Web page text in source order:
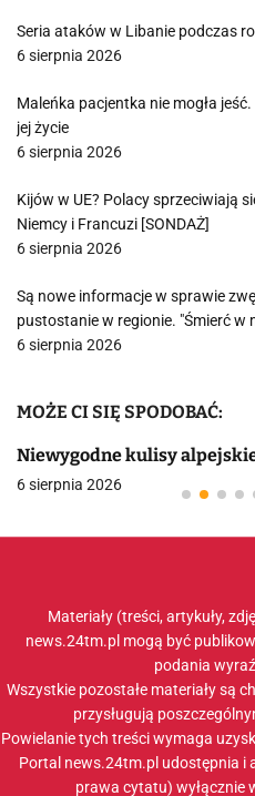
Seria ataków w Libanie podczas
6 sierpnia 2026
Maleńka pacjentka nie mogła
jej życie
6 sierpnia 2026
Kijów w UE? Polacy sprzeciwiają
Niemcy i Francuzi [SONDAŻ]
6 sierpnia 2026
Są nowe informacje w sprawie
pustostanie w regionie. "Śmierć w
6 sierpnia 2026
MOŻE CI SIĘ SPODOBAĆ:
Niewygodne kulisy
6 sierpnia 2026
Materiały (treści, artykuły,
news.24tm.pl mogą być
podania
Wszystkie pozostałe materiały są
przysługują
Powielanie tych treści wymaga
Portal news.24tm.pl udostępnia i
prawa cytatu) wyłącznie